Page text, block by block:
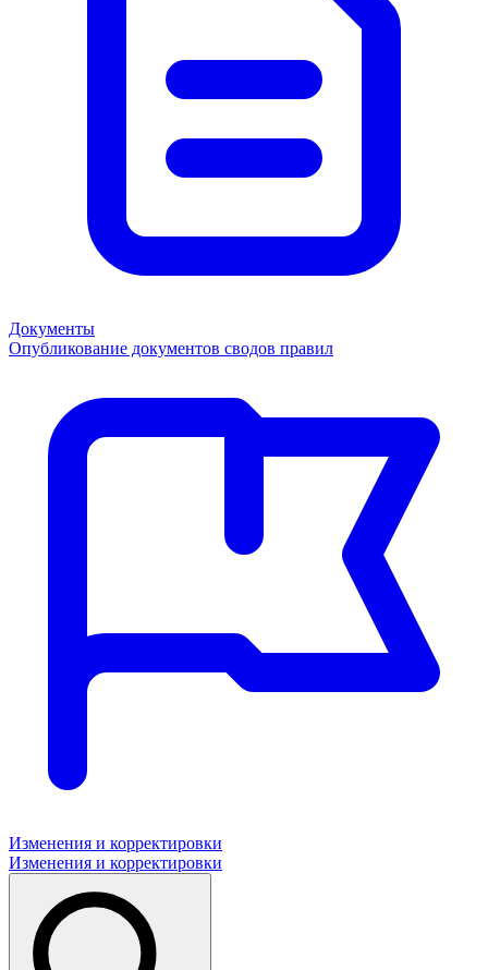
Документы
Опубликование документов сводов правил
Изменения и корректировки
Изменения и корректировки